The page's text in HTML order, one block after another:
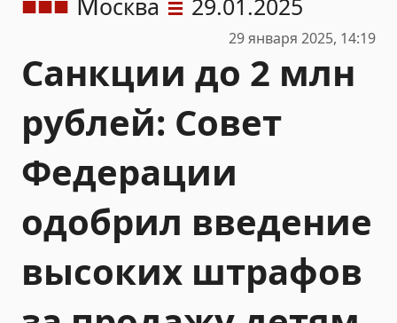
осква 29.01.2025
29 января 2025, 14:19
Санкции до 2 млн
рублей: Совет
Федерации
одобрил введение
высоких штрафов